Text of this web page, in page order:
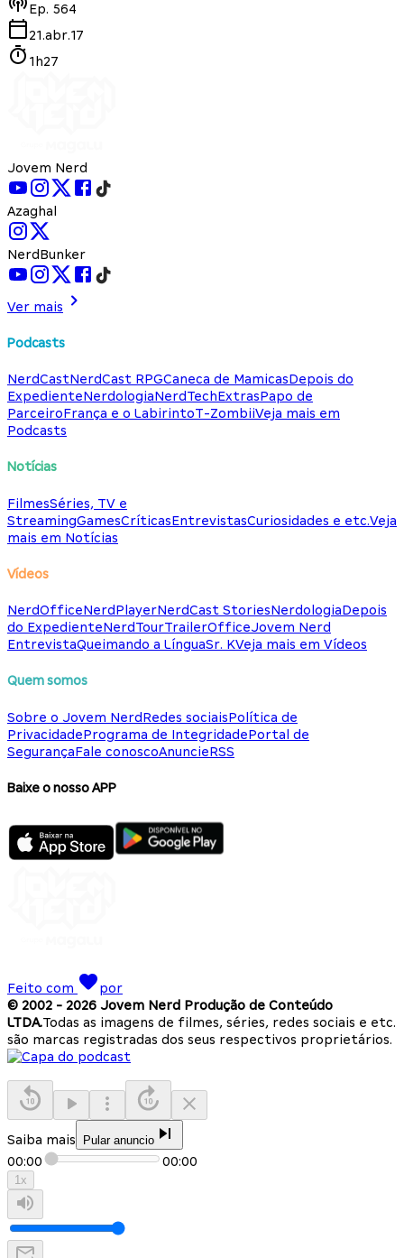
Ep. 564
21.abr.17
1h27
Jovem Nerd
Azaghal
NerdBunker
Ver mais
Podcasts
NerdCastNerdCast RPGCaneca de MamicasDepois do
ExpedienteNerdologiaNerdTechExtrasPapo de
ParceiroFrança e o LabirintoT-ZombiiVeja mais em
Podcasts
Notícias
FilmesSéries, TV e
StreamingGamesCríticasEntrevistasCuriosidades e etc.Veja
mais em Notícias
Vídeos
NerdOfficeNerdPlayerNerdCast StoriesNerdologiaDepois
do ExpedienteNerdTourTrailerOfficeJovem Nerd
EntrevistaQueimando a LínguaSr. KVeja mais em Vídeos
Quem somos
Sobre o Jovem NerdRedes sociaisPolítica de
PrivacidadePrograma de IntegridadePortal de
SegurançaFale conoscoAnuncieRSS
Baixe o nosso APP
Feito com
por
© 2002 - 2026 Jovem Nerd Produção de Conteúdo
LTDA.Todas as imagens de filmes, séries, redes sociais e etc.
são marcas registradas dos seus respectivos proprietários.
Saiba mais Pular anuncio
00:00 00:00
1x